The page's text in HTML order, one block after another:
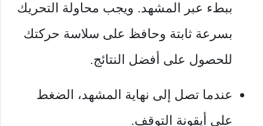
ببطء عبر المشهد. ويجب محاولة التحريك
بسرعة ثابتة وحافظ على سلاسة حركتك
للحصول على أفضل النتائج.
عندما تصل إلى نهاية المشهد، الضغط
على أيقونة التوقف.